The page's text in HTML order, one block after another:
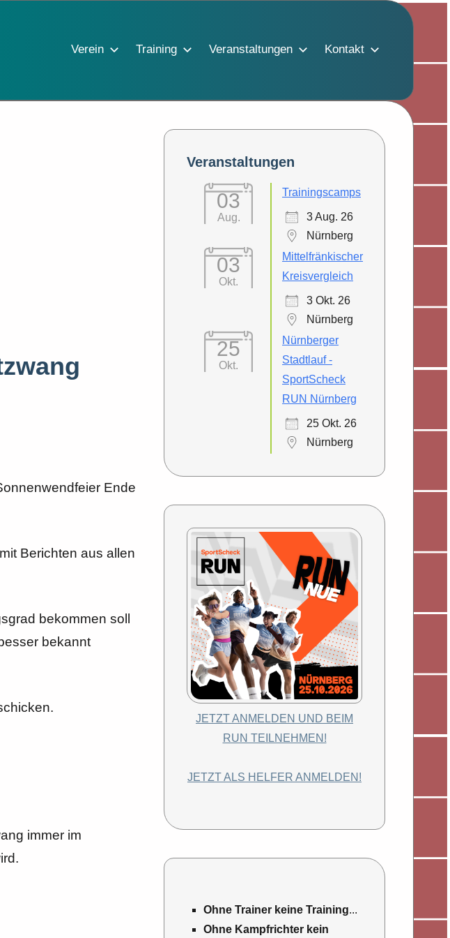
Verein Training Veranstaltungen Kontakt
Ende
Berichten aus allen
bekommen soll
bekannt
immer im
Veranstaltungen
03
Aug.
Trainingscamps
3 Aug. 26
Nürnberg
03
Okt.
Mittelfränkischer
Kreisvergleich
3 Okt. 26
Nürnberg
25
Okt.
Nürnberger
Stadtlauf -
SportScheck
RUN Nürnberg
25 Okt. 26
Nürnberg
JETZT ANMELDEN UND BEIM
RUN TEILNEHMEN!
JETZT ALS HELFER ANMELDEN!
Ohne Trainer keine Training...
Ohne Kampfrichter kein